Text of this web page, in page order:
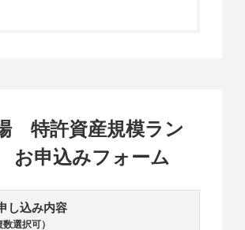
特許資産規模ラン
申込みフォーム
し込み内容
数選択可）